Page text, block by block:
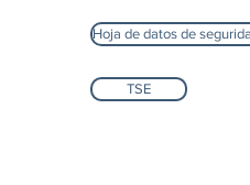
Hoja de datos de
TSE